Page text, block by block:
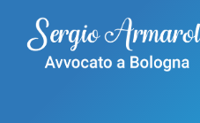
contenuto